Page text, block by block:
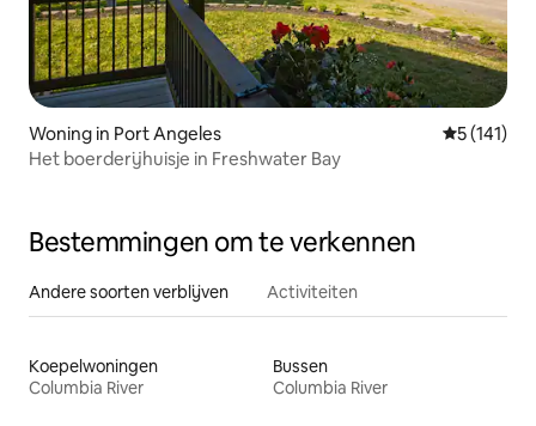
Woning in Port Angeles
5 (141)
Het boerderijhuisje in Freshwater Bay
Bestemmingen om te verkennen
Andere soorten verblijven Activiteiten
Koepelwoningen
Columbia River
Bussen
Columbia River